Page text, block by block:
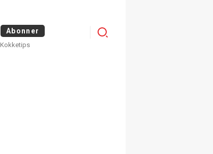
Abonner
Kokketips
Logg